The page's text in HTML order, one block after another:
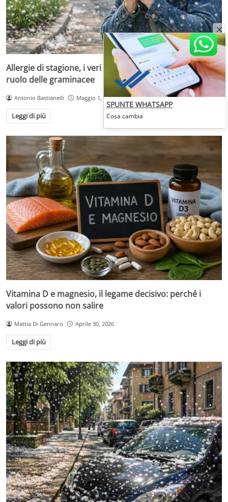
Allergie di stagione, i veri responsabili sono i pollini: il
ruolo delle graminacee
Antonio Bastianelli Maggio 1, 2026
Leggi di più
Vitamina D e magnesio, il legame decisivo: perché i
valori possono non salire
Mattia Di Gennaro Aprile 30, 2026
Leggi di più
SPUNTE WHATSAPP
Cosa cambia